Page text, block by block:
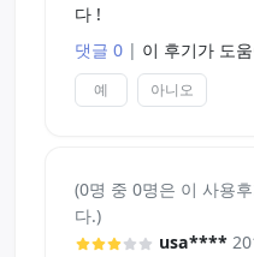
다 !
댓글 0 | 이 후기가 도
예 아니오
(0명 중 0명은 이 사용
다.)
usa****